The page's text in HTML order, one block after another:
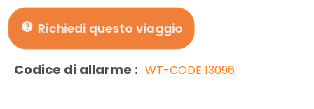
Richiedi questo viaggio
Codice di allarme : WT-CODE 13096